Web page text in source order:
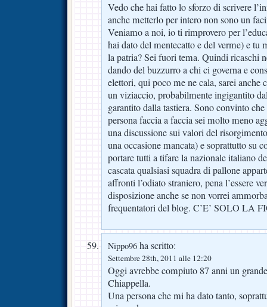
Vedo che hai fatto lo sforzo di scrivere
anche metterlo per intero non sono un
Veniamo a noi, io ti rimprovero per
hai dato del mentecatto e del verme) e
la patria? Sei fuori tema. Quindi ricaschi
dando del buzzurro a chi ci governa e
elettori, qui poco me ne cala, sarei anche
un viziaccio, probabilmente ingigantito
garantito dalla tastiera. Sono convinto
persona faccia a faccia sei molto meno
una discussione sui valori del
una occasione mancata) e soprattutto su
portare tutti a tifare la nazionale italiano
cascata qualsiasi squadra di pallone
affronti l’odiato straniero, pena l’essere
disposizione anche se non vorrei
frequentatori del blog. C’E’ SOLO LA
Nippo96 ha scritto:
Settembre 28th, 2011 alle 12:20
Oggi avrebbe compiuto 87 anni un
Chiappella.
Una persona che mi ha dato tanto,